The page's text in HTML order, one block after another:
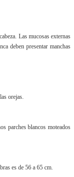
Las mucosas externas
deben presentar manchas
orejas.
parches blancos moteados
es de 56 a 65 cm.